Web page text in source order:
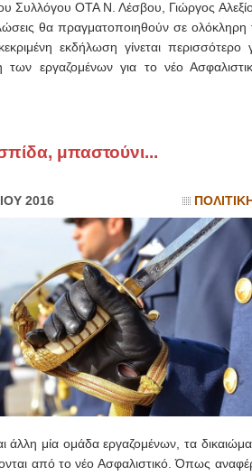
Συλλόγου ΟΤΑ Ν. Λέσβου, Γιώργος
θα πραγματοποιηθούν σε ολόκληρη
εκδήλωση γίνεται περισσότερο
των εργαζομένων για το νέο
μπαστούνι...
2016 ΠΟΛΙΤΙΚΗ
άλλη μία ομάδα εργαζομένων, τα
από το νέο Ασφαλιστικό. Όπως
ΙΩΑΝΝΗΣ Α. ΜΑΛΛΙΑΣ
Πανεπιστημίου Αθηνών
Καλλιπόλεως 3,Νέα Σμύρνη,
τηλ:210-9320215
Καβέτσου 10, Μυτιλήνη, τηλ:
2251038065
Χειρουργός Ωτορινολαρυγγολόγος
Έλενα Μπούμπα
Στρατιωτικός Ιατρός
Διδ.Παν.Αθηνών
Διπλωματούχος Ευρ.Ακαδημίας
Πάρνηθας 95-97 Αχαρναί
2102467085 & 6938502258